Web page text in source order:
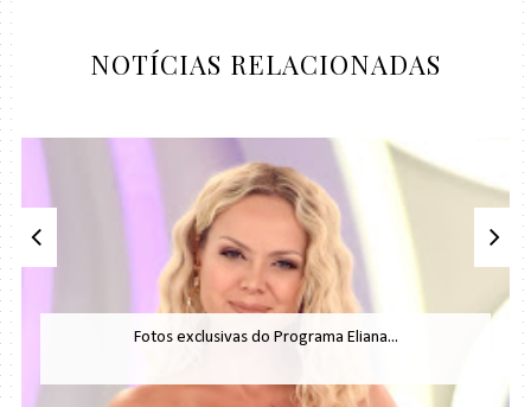
NOTÍCIAS RELACIONADAS
Fotos exclusivas do Programa Eliana...